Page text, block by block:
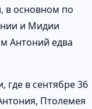
в основном по
и Мидии
Антоний едва
где в сентябре 36
Птолемея